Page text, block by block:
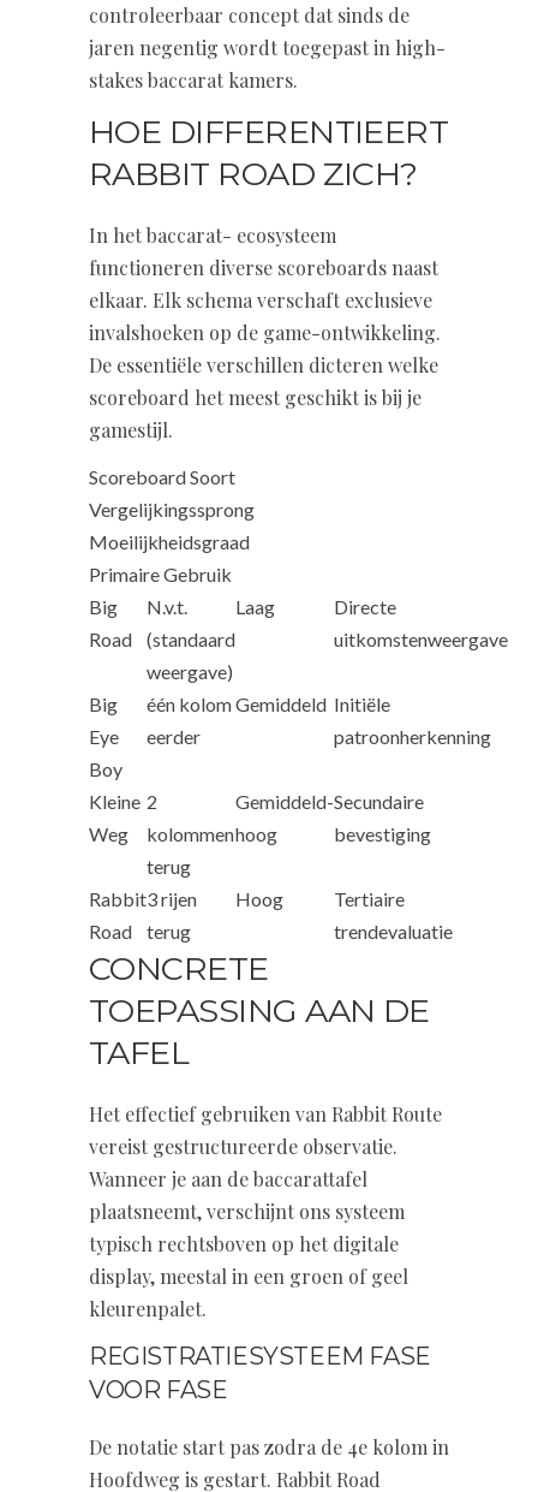
controleerbaar concept dat sinds de
jaren negentig wordt toegepast in high-
stakes baccarat kamers.
HOE DIFFERENTIEERT
RABBIT ROAD ZICH?
In het baccarat- ecosysteem
functioneren diverse scoreboards naast
elkaar. Elk schema verschaft exclusieve
invalshoeken op de game-ontwikkeling.
De essentiële verschillen dicteren welke
scoreboard het meest geschikt is bij je
gamestijl.
Scoreboard Soort
Vergelijkingssprong
Moeilijkheidsgraad
Primaire Gebruik
Big
Road
N.v.t.
(standaard
weergave)
Laag
Directe
uitkomstenweergave
Big
Eye
Boy
één kolom
eerder
Gemiddeld Initiële
patroonherkenning
Kleine
Weg
2
kolommen
terug
Gemiddeld-
hoog
Secundaire
bevestiging
Rabbit
Road
3 rijen
terug
Hoog
Tertiaire
trendevaluatie
CONCRETE
TOEPASSING AAN DE
TAFEL
Het effectief gebruiken van Rabbit Route
vereist gestructureerde observatie.
Wanneer je aan de baccarattafel
plaatsneemt, verschijnt ons systeem
typisch rechtsboven op het digitale
display, meestal in een groen of geel
kleurenpalet.
REGISTRATIESYSTEEM FASE
VOOR FASE
De notatie start pas zodra de 4e kolom in
Hoofdweg is gestart. Rabbit Road